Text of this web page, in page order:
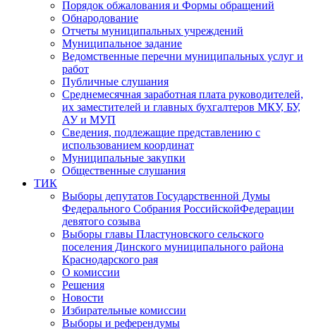
Порядок обжалования и Формы обращений
Обнародование
Отчеты муниципальных учреждений
Муниципальное задание
Ведомственные перечни муниципальных услуг и
работ
Публичные слушания
Среднемесячная заработная плата руководителей,
их заместителей и главных бухгалтеров МКУ, БУ,
АУ и МУП
Сведения, подлежащие представлению с
использованием координат
Муниципальные закупки
Общественные слушания
ТИК
Выборы депутатов Государственной Думы
Федерального Собрания РоссийскойФедерации
девятого созыва
Выборы главы Пластуновского сельского
поселения Динского муниципального района
Краснодарского рая
О комиссии
Решения
Новости
Избирательные комиссии
Выборы и референдумы